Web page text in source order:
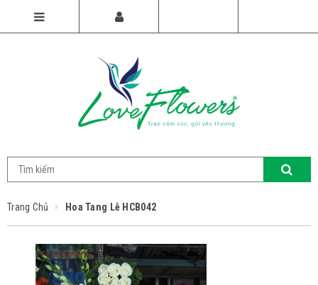
Trang Chủ Hoa Tang Lễ HCB042